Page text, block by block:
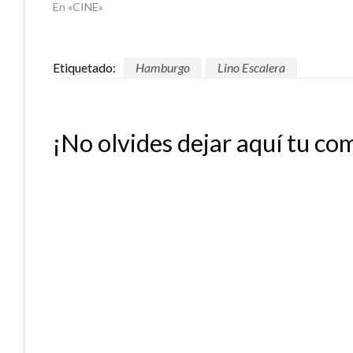
En «CINE»
Etiquetado: Hamburgo Lino Escalera
¡No olvides dejar aquí tu